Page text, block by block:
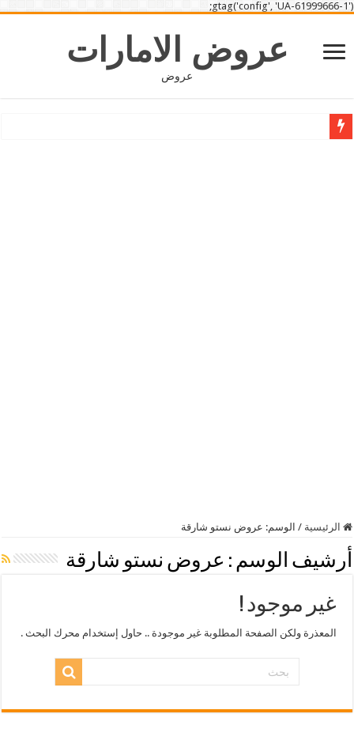
gtag('config', 'UA-61999666-1');
عروض الامارات
عروض
الرئيسية / الوسم: عروض نستو شارقة
أرشيف الوسم : عروض نستو شارقة
غير موجود !
المعذرة ولكن الصفحة المطلوبة غير موجودة .. حاول إستخدام محرك البحث .